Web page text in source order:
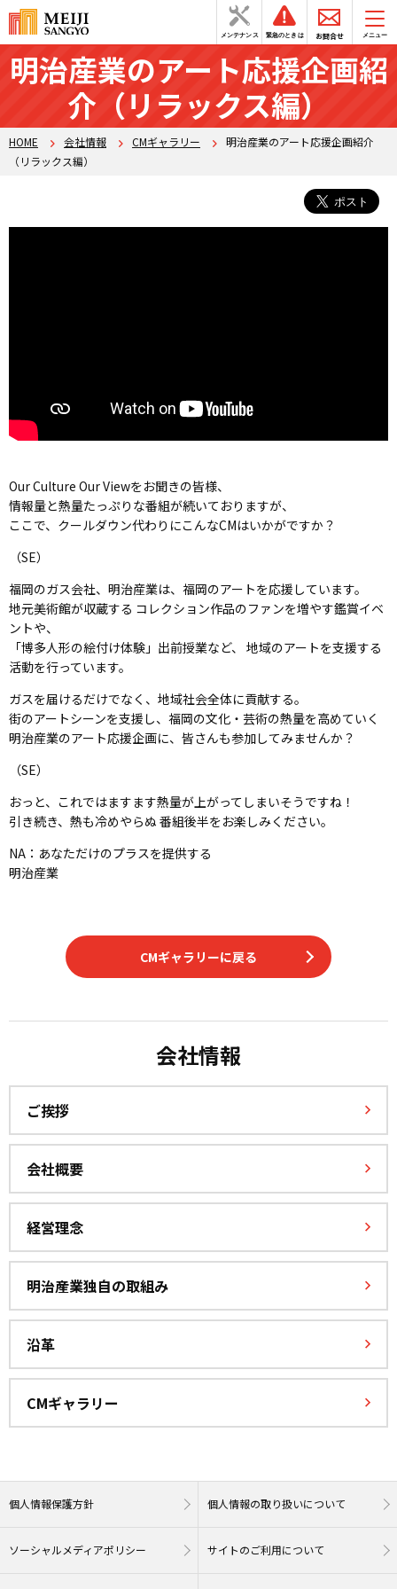
メンテナンス 緊急のときは お問合せ メニュー
明治産業のアート応援企画紹
介（リラックス編）
HOME 会社情報 CMギャラリー
明治産業のアート応援企画紹介
（リラックス編）
Our Culture Our Viewをお聞きの皆様、
情報量と熱量たっぷりな番組が続いておりますが、
ここで、クールダウン代わりにこんなCMはいかがですか？
（SE）
福岡のガス会社、明治産業は、福岡のアートを応援しています。
地元美術館が収蔵する コレクション作品のファンを増やす鑑賞イベ
ントや、
「博多人形の絵付け体験」出前授業など、 地域のアートを支援する
活動を行っています。
ガスを届けるだけでなく、地域社会全体に貢献する。
街のアートシーンを支援し、福岡の文化・芸術の熱量を高めていく
明治産業のアート応援企画に、皆さんも参加してみませんか？
（SE）
おっと、これではますます熱量が上がってしまいそうですね！
引き続き、熱も冷めやらぬ 番組後半をお楽しみください。
NA：あなただけのプラスを提供する
明治産業
CMギャラリーに戻る
会社情報
ご挨拶
会社概要
経営理念
明治産業独自の取組み
沿革
CMギャラリー
個人情報保護方針 個人情報の取り扱いについて
ソーシャルメディアポリシー サイトのご利用について